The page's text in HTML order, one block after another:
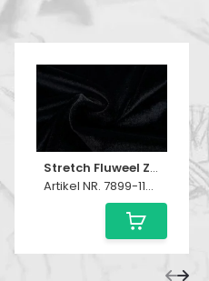
Stretch Fluweel Zwart
Artikel NR. 7899-1100775001